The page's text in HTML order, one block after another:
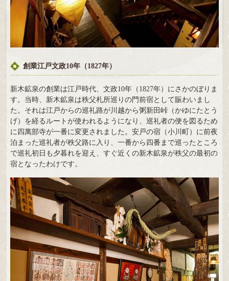
創業江戸文政10年（1827年）
新木鉱泉の創業は江戸時代、文政10年（1827年）にさかのぼりま
す。当時、新木鉱泉は秩父札所巡りの門前宿として賑わいまし
た。それは江戸からの巡礼路が川越から粥新田峠（かゆにたとう
げ）を経るルートが使われるようになり、巡礼者の便を図るため
に四萬部寺が一番に変更されました。安戸の宿（小川町）に前夜
泊まった巡礼者が秩父路に入り、一番から四番まで巡ったところ
で巡礼初日も夕暮れを迎え、すぐ近くの新木鉱泉が秩父の最初の
宿となったわけです。